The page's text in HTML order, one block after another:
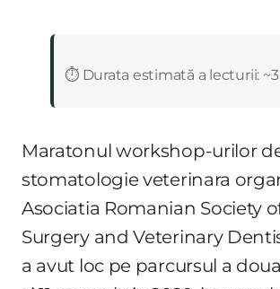
⏱️ Durata estimată a lecturii:
Maratonul workshop-urilor
stomatologie veterinara
Asociatia Romanian Society
Surgery and Veterinary
a avut loc pe parcursul a